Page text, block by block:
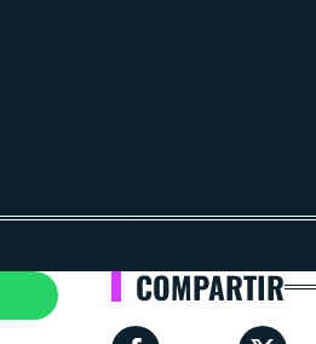
COMPARTIR